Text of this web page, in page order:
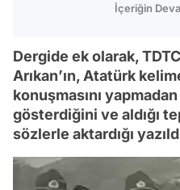
İçeriğin
Dergide ek olarak,
Arıkan’ın, Atatürk
konuşmasını
gösterdiğini ve aldığı
sözlerle aktardığı